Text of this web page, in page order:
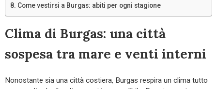
Come vestirsi a Burgas: abiti per ogni stagione
Clima di Burgas: una città
sospesa tra mare e venti interni
Nonostante sia una città costiera, Burgas respira un clima tutto